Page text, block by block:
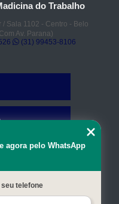
do Trabalho
Sala 1102 - Centro - Belo
Av. Parana)
(31) 99453-8106
agora pelo WhatsApp
seu telefone